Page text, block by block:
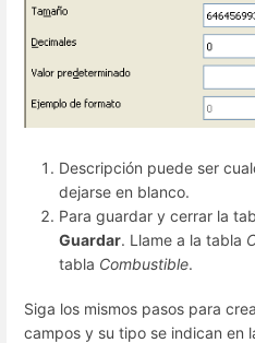
Descripción puede ser
dejarse en blanco.
Para guardar y cerrar la
Guardar. Llame a la tabla
tabla Combustible.
Siga los mismos pasos para
campos y su tipo se indican en